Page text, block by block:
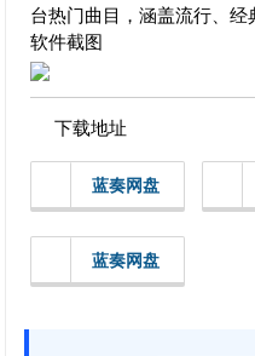
台热门曲目，涵盖流行、经
软件截图
下载地址
蓝奏网盘
蓝奏网盘